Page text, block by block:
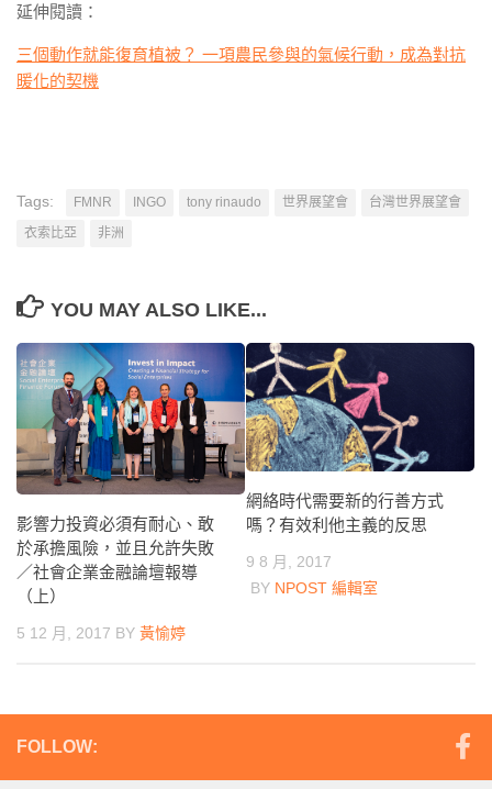
延伸閱讀：
三個動作就能復育植被？ 一項農民參與的氣候行動，成為對抗
暖化的契機
Tags: FMNR INGO tony rinaudo 世界展望會
台灣世界展望會
衣索比亞
非洲
YOU MAY ALSO LIKE...
影響力投資必須有耐心、敢
於承擔風險，並且允許失敗
／社會企業金融論壇報導
（上）
5 12 月, 2017 BY 黃愉婷
網絡時代需要新的行善方式
嗎？有效利他主義的反思
9 8 月, 2017
BY NPOST 編輯室
FOLLOW: